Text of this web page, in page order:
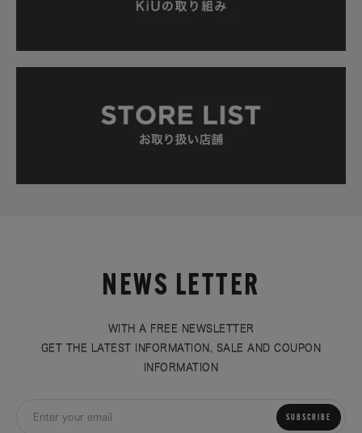
NEWS LETTER
WITH A FREE NEWSLETTER
GET THE LATEST INFORMATION, SALE AND COUPON
INFORMATION
SUBSCRIBE